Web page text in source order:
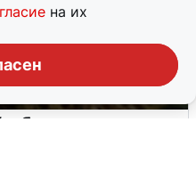
на их
завыли